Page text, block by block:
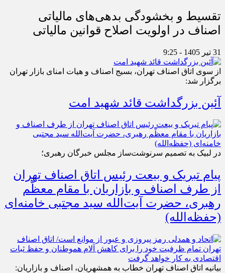
تقسیط و بخشودگی بدهی‌های مالیاتی
اصناف در اولویت اصلاح قوانین مالیاتی
31 تیر 1405 - 9:25
از سوی اتاق اصناف تهران، بسیج اصناف و هیات امنای بازار تهران
برگزار شد:
آئین بزرگداشت قائد شهید امت
در لبیک به تصمیم سرنوشت‌ساز مجلس خبرگان رهبری؛
پیام تبریک و بیعت رئیس اتاق اصناف تهران
از طرف اصناف و بازاریان با مقام معظّم
رهبری، حضرت آیت‌الله سید مجتبی خامنه‌ای
(حفظه‌الله)
بیانیه اتاق اصناف تهران خطاب به همشهریان، اصناف و بازاریان: